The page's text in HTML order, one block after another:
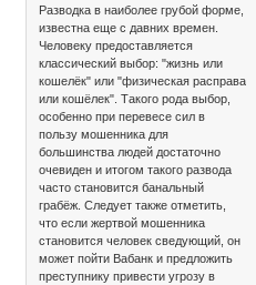
Разводка в наиболее грубой форме,
известна еще с давних времен.
Человеку предоставляется
классический выбор: "жизнь или
кошелёк" или "физическая расправа
или кошёлек". Такого рода выбор,
особенно при перевесе сил в
пользу мошенника для
большинства людей достаточно
очевиден и итогом такого развода
часто становится банальный
грабёж. Следует также отметить,
что если жертвой мошенника
становится человек сведующий, он
может пойти Вабанк и предложить
преступнику привести угрозу в